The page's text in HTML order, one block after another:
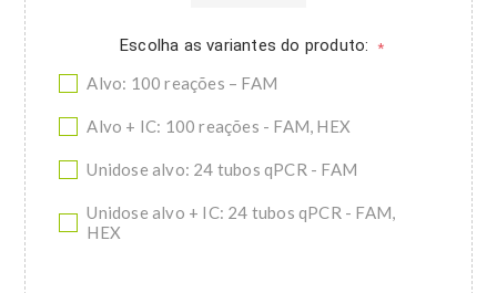
Escolha as variantes do produto: *
Alvo: 100 reações – FAM
Alvo + IC: 100 reações - FAM, HEX
Unidose alvo: 24 tubos qPCR - FAM
Unidose alvo + IC: 24 tubos qPCR - FAM,
HEX